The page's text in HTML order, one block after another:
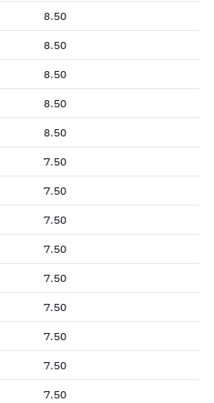
8.50
8.50
8.50
8.50
8.50
7.50
7.50
7.50
7.50
7.50
7.50
7.50
7.50
7.50